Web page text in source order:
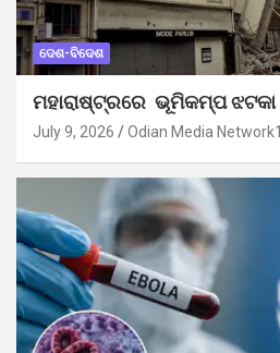
ଦେଶ-ବିଦେଶ
ମହାରାଷ୍ଟ୍ରରେ ଭୂମିକମ୍ପ ଝଟକା
July 9, 2026 Odian Media Network1